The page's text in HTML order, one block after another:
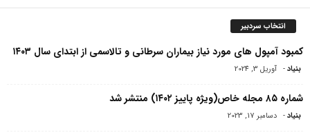
انتخاب سردبیر
کمبود آمپول های مورد نیاز بیماران سرطانی و تالاسمی از ابتدای سال ۱۴۰۳
بنیاد- آوریل 3, 2024
شماره ۸۵ مجله خاص(ویژه پاییز ۱۴۰۲) منتشر شد
بنیاد- دسامبر 17, 2023